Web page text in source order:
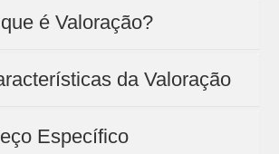
é Valoração?
da Valoração
Específico